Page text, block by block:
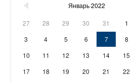
◀
Январь 2022
27 28 29 30 31 1
3
4 5 6 7 8
10
11 12 13 14 15
17
18 19 20 21 22